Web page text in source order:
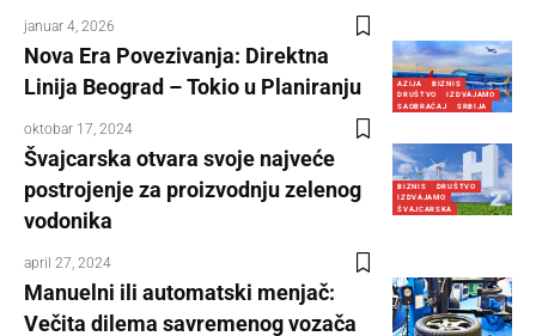
januar 4, 2026
AZIJA
BIZNIS
DRUŠTVO
IZDVAJAMO
SAOBRAĆAJ
SRBIJA
Nova Era Povezivanja: Direktna
Linija Beograd – Tokio u Planiranju
oktobar 17, 2024
BIZNIS
DRUŠTVO
IZDVAJAMO
ŠVAJCARSKA
Švajcarska otvara svoje najveće
postrojenje za proizvodnju zelenog
vodonika
april 27, 2024
Manuelni ili automatski menjač:
Večita dilema savremenog vozača